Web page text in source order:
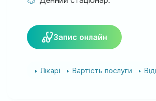
Запис онлайн
Лікарі Вартість послуги